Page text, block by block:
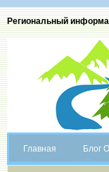
Региональный
Главная Блог